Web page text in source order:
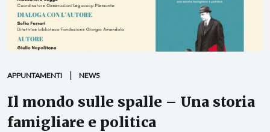
APPUNTAMENTI NEWS
Il mondo sulle spalle – Una storia
famigliare e politica